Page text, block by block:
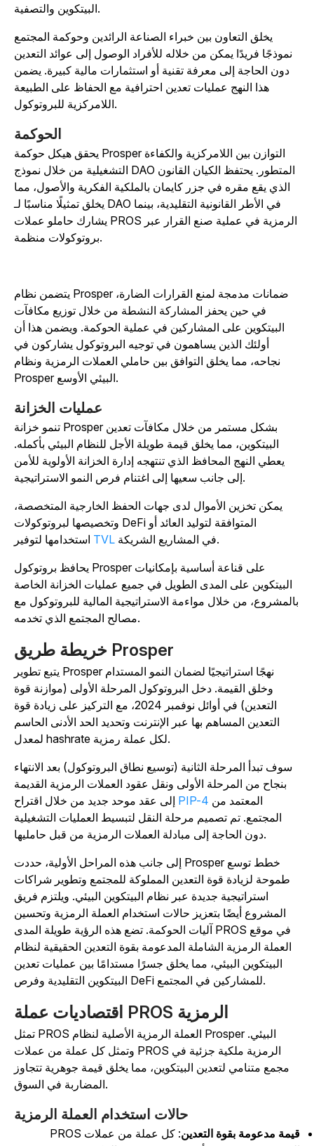
يخلق التعاون بين خبراء الصناعة الرائدين وحوكمة المجتمع
نموذجًا فريدًا يمكن من خلاله للأفراد الوصول إلى عوائد التعدين
دون الحاجة إلى معرفة تقنية أو استثمارات مالية كبيرة. يضمن
هذا النهج عمليات تعدين احترافية مع الحفاظ على الطبيعة
الحوكمة
يحقق هيكل حوكمة Prosper التوازن بين اللامركزية والكفاءة
التشغيلية من خلال نموذج DAO المتطور. يحتفظ الكيان القانون
الذي يقع مقره في جزر كايمان بالملكية الفكرية والأصول، مما
يخلق تمثيلًا مناسبًا لـ DAO في الأطر القانونية التقليدية، بينما
يشارك حاملو عملات PROS الرمزية في عملية صنع القرار عبر
يتضمن نظام Prosper ضمانات مدمجة لمنع القرارات الضارة،
في حين يحفز المشاركة النشطة من خلال توزيع مكافآت
البيتكوين على المشاركين في عملية الحوكمة. ويضمن هذا أن
أولئك الذين يساهمون في توجيه البروتوكول يشاركون في
نجاحه، مما يخلق التوافق بين حاملي العملات الرمزية ونظام
عمليات الخزانة
تنمو خزانة Prosper بشكل مستمر من خلال مكافآت تعدين
البيتكوين، مما يخلق قيمة طويلة الأجل للنظام البيئي بأكمله.
يعطي النهج المحافظ الذي تنتهجه إدارة الخزانة الأولوية للأمن
يمكن تخزين الأموال لدى جهات الحفظ الخارجية المتخصصة،
وتخصيصها لبروتوكولات DeFi المتوافقة لتوليد العائد أو
استخدامها لتوفيرTVL
يحافظ بروتوكول Prosper على قناعة أساسية بإمكانيات
البيتكوين على المدى الطويل في جميع عمليات الخزانة الخاصة
من خلال مواءمة الاستراتيجية المالية للبروتوكول مع
خريطة طريق Prosper
يتبع تطوير Prosper نهجًا استراتيجيًا لضمان النمو المستدام
وخلق القيمة. دخل البروتوكول المرحلة الأولى (موازنة قوة
التعدين) في أوائل نوفمبر 2024، مع التركيز على زيادة قوة
التعدين المساهم بها عبر الإنترنت وتحديد الحد الأدنى الحاسم
سوف تبدأ المرحلة الثانية (توسيع نطاق البروتوكول) بعد الانتهاء
بنجاح من المرحلة الأولى ونقل عقود العملات الرمزية القديمة
إلى عقد موحد جديد من خلال اقتراحPIP-4
المجتمع. تم تصميم مرحلة النقل لتبسيط العمليات التشغيلية
إلى جانب هذه المراحل الأولية، حددت Prosper خطط توسع
طموحة لزيادة قوة التعدين المملوكة للمجتمع وتطوير شراكات
استراتيجية جديدة عبر نظام البيتكوين البيئي. ويلتزم فريق
المشروع أيضًا بتعزيز حالات استخدام العملة الرمزية وتحسين
آليات الحوكمة. تضع هذه الرؤية طويلة المدى PROS في موقع
العملة الرمزية الشاملة المدعومة بقوة التعدين الحقيقية لنظام
البيتكوين البيئي، مما يخلق جسرًا مستدامًا بين عمليات تعدين
اقتصاديات عملة PROS الرمزية
تمثل PROS العملة الرمزية الأصلية لنظام Prosper البيئي.
وتمثل كل عملة من عملات PROS الرمزية ملكية جزئية في
مجمع متنامي لتعدين البيتكوين، مما يخلق قيمة جوهرية تتجاوز
حالات استخدام العملة الرمزية
مدعومة بقوة التعدين
: كل عملة من عملات PROS